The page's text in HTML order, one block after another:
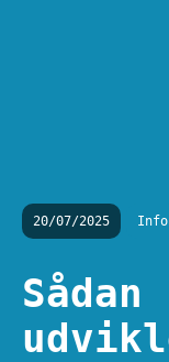
20/07/2025 Info
Sådan